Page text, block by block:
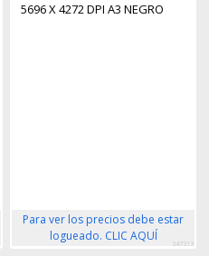
5696 X 4272 DPI A3 NEGRO
Para ver los precios debe estar
logueado. CLIC AQUÍ
347313